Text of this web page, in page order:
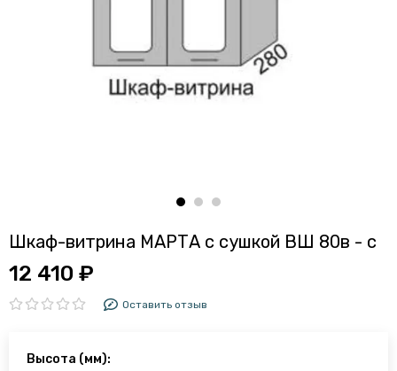
Шкаф-витрина МАРТА с сушкой ВШ 80в - с
12 410 ₽
Оставить отзыв
Высота (мм):